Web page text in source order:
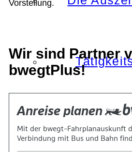
Vorstellung.
Wir sind Partner
bwegtPlus!